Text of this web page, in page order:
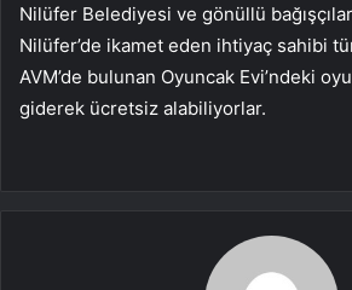
Nilüfer Belediyesi ve gönüllü
Nilüfer’de ikamet eden ihtiyaç sahibi
AVM’de bulunan Oyuncak Evi’ndeki
giderek ücretsiz alabiliyorlar.